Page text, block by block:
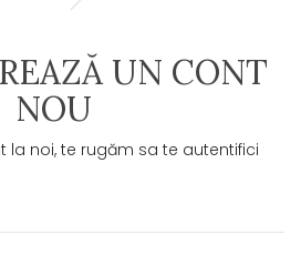
UN CONT
NOU
la noi, te rugăm sa te autentifici